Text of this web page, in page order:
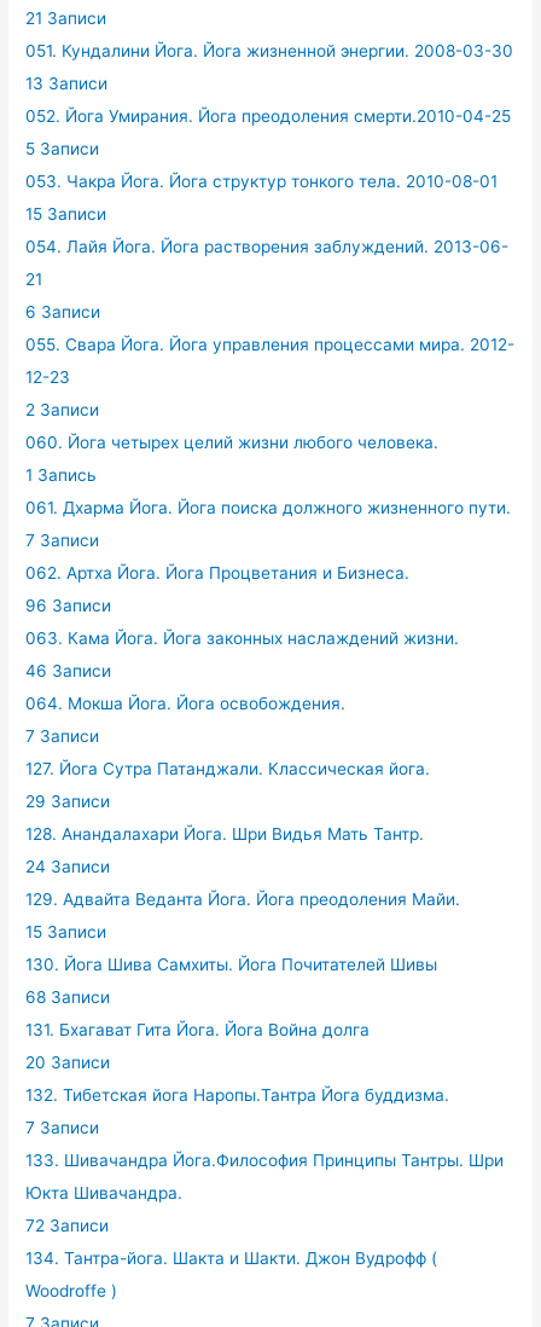
21 Записи
051. Кундалини Йога. Йога жизненной энергии. 2008-03-30
13 Записи
052. Йога Умирания. Йога преодоления смерти.2010-04-25
5 Записи
053. Чакра Йога. Йога структур тонкого тела. 2010-08-01
15 Записи
054. Лайя Йога. Йога растворения заблуждений. 2013-06-
21
6 Записи
055. Свара Йога. Йога управления процессами мира. 2012-
12-23
2 Записи
060. Йога четырех целий жизни любого человека.
1 Запись
061. Дхарма Йога. Йога поиска должного жизненного пути.
7 Записи
062. Артха Йога. Йога Процветания и Бизнеса.
96 Записи
063. Кама Йога. Йога законных наслаждений жизни.
46 Записи
064. Мокша Йога. Йога освобождения.
7 Записи
127. Йога Сутра Патанджали. Классическая йога.
29 Записи
128. Анандалахари Йога. Шри Видья Мать Тантр.
24 Записи
129. Адвайта Веданта Йога. Йога преодоления Майи.
15 Записи
130. Йога Шива Самхиты. Йога Почитателей Шивы
68 Записи
131. Бхагават Гита Йога. Йога Война долга
20 Записи
132. Тибетская йога Наропы.Тантра Йога буддизма.
7 Записи
133. Шивачандра Йога.Философия Принципы Тантры. Шри
Юкта Шивачандра.
72 Записи
134. Тантра-йога. Шакта и Шакти. Джон Вудрофф (
Woodroffe )